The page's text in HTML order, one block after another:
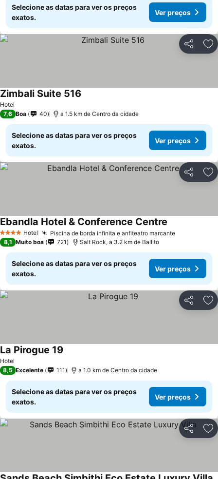
Selecione as datas para ver os preços
exatos.
Ver preços
Partilhar
Hotel
Zimbali Suite 516
7,6 Boa 40 a 1.5 km de Centro da cidade
Selecione as datas para ver os preços
exatos.
Ver preços
Partilhar
4 EstrelasHotel Piscina de borda infinita e anfiteatro marcante
Ebandla Hotel & Conference Centre
8,1 Muito boa 721 Salt Rock, a 3.2 km de Ballito
Selecione as datas para ver os preços
exatos.
Ver preços
Partilhar
Hotel
La Pirogue 19
8,5 Excelente 111 a 1.0 km de Centro da cidade
Selecione as datas para ver os preços
exatos.
Ver preços
Partilhar